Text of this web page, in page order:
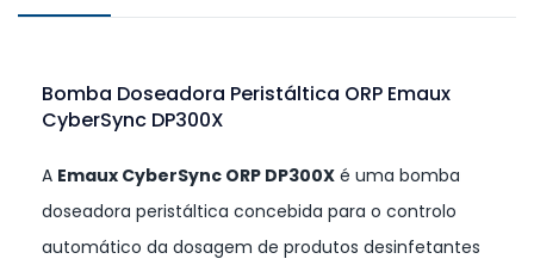
Bomba Doseadora Peristáltica ORP Emaux
CyberSync DP300X
A Emaux CyberSync ORP DP300X é uma bomba
doseadora peristáltica concebida para o controlo
automático da dosagem de produtos desinfetantes